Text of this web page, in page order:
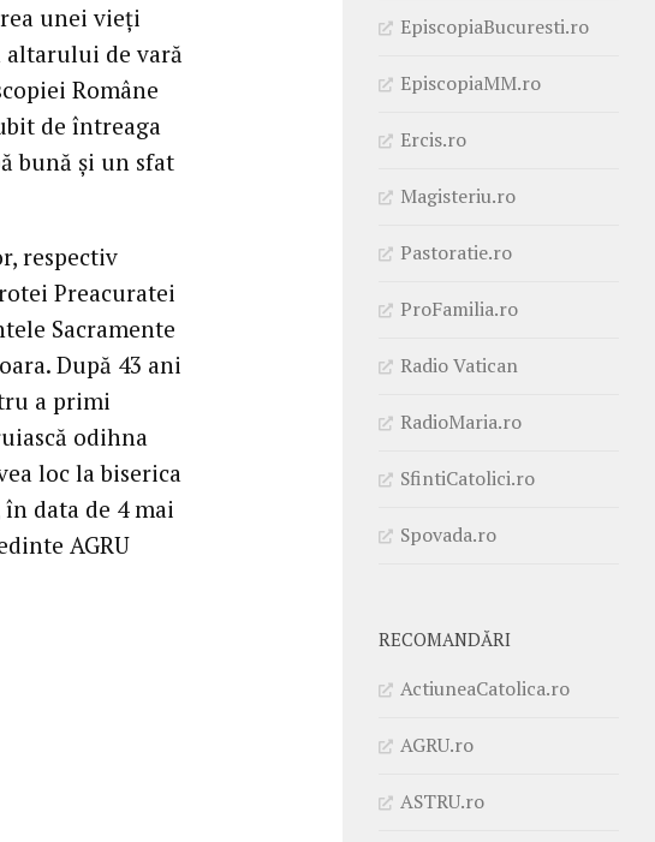
unei vieți
de vară
Române
de întreaga
bună și un sfat
respectiv
Preacuratei
Sacramente
După 43 ani
a primi
odihna
loc la biserica
data de 4 mai
AGRU
EpiscopiaBucuresti.ro
EpiscopiaMM.ro
Ercis.ro
Magisteriu.ro
Pastoratie.ro
ProFamilia.ro
Radio Vatican
RadioMaria.ro
SfintiCatolici.ro
Spovada.ro
RECOMANDĂRI
ActiuneaCatolica.ro
AGRU.ro
ASTRU.ro